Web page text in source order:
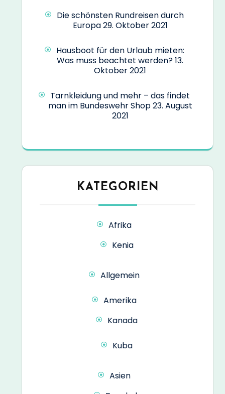
Die schönsten Rundreisen durch
Europa29. Oktober 2021
Hausboot für den Urlaub mieten:
Was muss beachtet werden?13.
Oktober 2021
Tarnkleidung und mehr – das findet
man im Bundeswehr Shop23. August
2021
KATEGORIEN
Afrika
Kenia
Allgemein
Amerika
Kanada
Kuba
Asien